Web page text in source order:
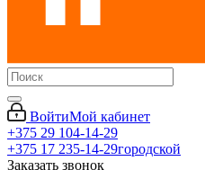
ВойтиМой кабинет
+375 29 104-14-29
+375 17 235-14-29городской
Заказать звонок